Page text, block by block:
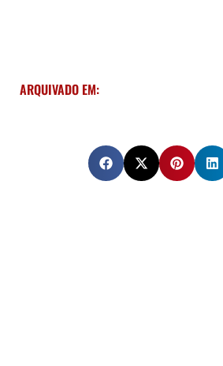
ARQUIVADO EM: